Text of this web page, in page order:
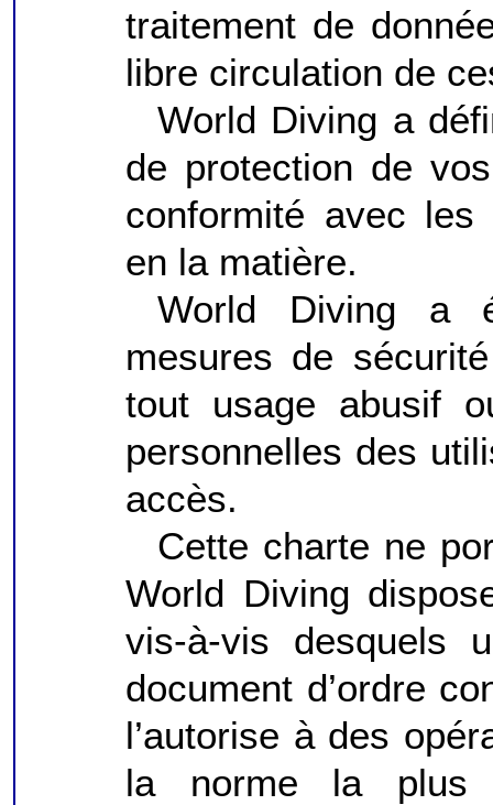
traitement de
libre circulation de
World Diving a
de protection de
conformité avec les
en la matière.
World Diving a
mesures de
tout usage abusif
personnelles des
accès.
Cette charte ne
World Diving
vis-à-vis desquels
document d’ordre
l’autorise à des
la norme la plus